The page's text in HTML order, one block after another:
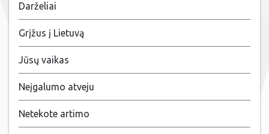
Darželiai
Grįžus į Lietuvą
Jūsų vaikas
Neįgalumo atveju
Netekote artimo